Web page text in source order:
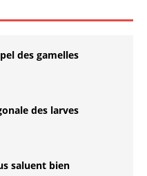
des gamelles
des larves
saluent bien